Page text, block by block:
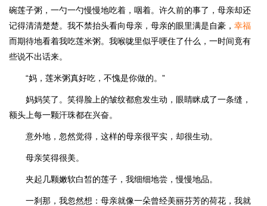
碗莲子粥，一勺一勺慢慢地吃着，咽着。许久前的事了，母亲却还
记得清清楚楚。我不禁抬头看向母亲，母亲的眼里满是自豪， 幸福
而期待地看着我吃莲米粥。我喉咙里似乎哽住了什么，一时间竟有
些说不出话来。
“妈，莲米粥真好吃，不愧是你做的。”
妈妈笑了。笑得脸上的皱纹都愈发生动，眼睛眯成了一条缝，
额头上每一颗汗珠都在兴奋。
意外地，忽然觉得，这样的母亲很平实，却很生动。
母亲笑得很美。
夹起几颗嫩软白皙的莲子，我细细地尝，慢慢地品。
一刹那，我忽然想：母亲就像一朵曾经美丽芬芳的荷花，我就